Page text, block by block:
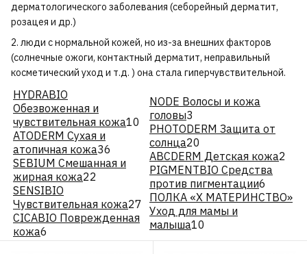
дерматологического заболевания (себорейный дерматит,
розацея и др.)
2. люди с нормальной кожей, но из-за внешних факторов
(солнечные ожоги, контактный дерматит, неправильный
косметический уход и т.д. ) она стала гиперчувствительной.
HYDRABIO
Обезвоженная и
чувствительная кожа10
ATODERM Сухая и
атопичная кожа36
SEBIUM Смешанная и
жирная кожа22
SENSIBIO
Чувствительная кожа27
CICABIO Поврежденная
кожа6
NODE Волосы и кожа
головы3
PHOTODERM Защита от
солнца20
ABCDERM Детская кожа2
PIGMENTBIO Средства
против пигментации6
ПОЛКА «Х МАТЕРИНСТВО»
Уход для мамы и
малыша10